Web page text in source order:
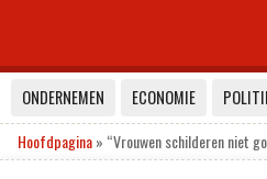
ONDERNEMEN ECONOMIE
Hoofdpagina» “Vrouwen schilderen niet